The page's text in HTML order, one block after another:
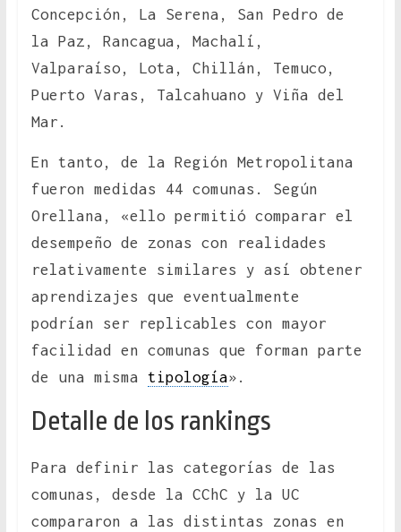
Concepción, La Serena, San Pedro de
la Paz, Rancagua, Machalí,
Valparaíso, Lota, Chillán, Temuco,
Puerto Varas, Talcahuano y Viña del
Mar.
En tanto, de la Región Metropolitana
fueron medidas 44 comunas. Según
Orellana, «ello permitió comparar el
desempeño de zonas con realidades
relativamente similares y así obtener
aprendizajes que eventualmente
podrían ser replicables con mayor
facilidad en comunas que forman parte
de una misma tipología».
Detalle de los rankings
Para definir las categorías de las
comunas, desde la CChC y la UC
compararon a las distintas zonas en